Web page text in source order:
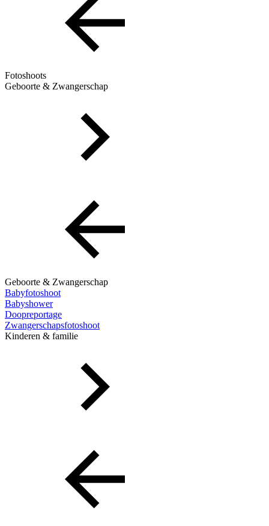
Fotoshoots
Geboorte & Zwangerschap
Geboorte & Zwangerschap
Babyfotoshoot
Babyshower
Doopreportage
Zwangerschapsfotoshoot
Kinderen & familie